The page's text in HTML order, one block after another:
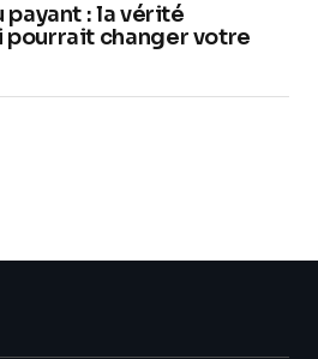
: la vérité
pourrait changer votre